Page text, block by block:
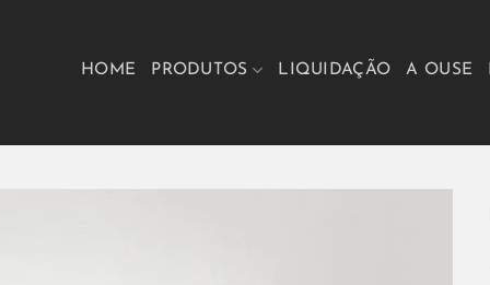
HOME PRODUTOS LIQUIDAÇÃO A OUSE